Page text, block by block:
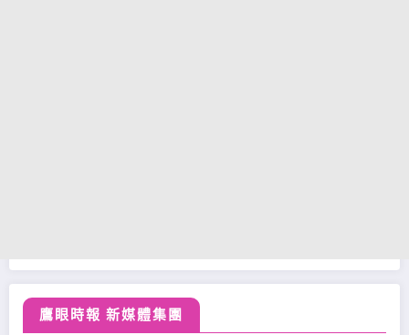
鷹眼時報 新媒體集團